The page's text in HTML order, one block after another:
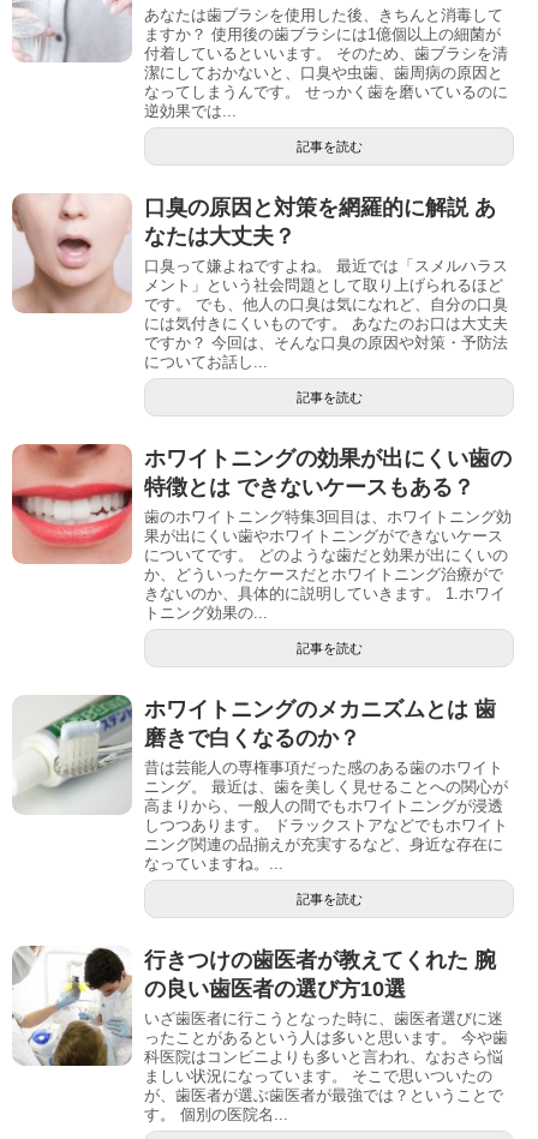
あなたは歯ブラシを使用した後、きちんと消毒して
ますか？ 使用後の歯ブラシには1億個以上の細菌が
付着しているといいます。 そのため、歯ブラシを清
潔にしておかないと、口臭や虫歯、歯周病の原因と
なってしまうんです。 せっかく歯を磨いているのに
逆効果では...
記事を読む
口臭の原因と対策を網羅的に解説 あ
なたは大丈夫？
口臭って嫌よねですよね。 最近では「スメルハラス
メント」という社会問題として取り上げられるほど
です。 でも、他人の口臭は気になれど、自分の口臭
には気付きにくいものです。 あなたのお口は大丈夫
ですか？ 今回は、そんな口臭の原因や対策・予防法
についてお話し...
記事を読む
ホワイトニングの効果が出にくい歯の
特徴とは できないケースもある？
歯のホワイトニング特集3回目は、ホワイトニング効
果が出にくい歯やホワイトニングができないケース
についてです。 どのような歯だと効果が出にくいの
か、どういったケースだとホワイトニング治療がで
きないのか、具体的に説明していきます。 1.ホワイ
トニング効果の...
記事を読む
ホワイトニングのメカニズムとは 歯
磨きで白くなるのか？
昔は芸能人の専権事項だった感のある歯のホワイト
ニング。 最近は、歯を美しく見せることへの関心が
高まりから、一般人の間でもホワイトニングが浸透
しつつあります。 ドラックストアなどでもホワイト
ニング関連の品揃えが充実するなど、身近な存在に
なっていますね。...
記事を読む
行きつけの歯医者が教えてくれた 腕
の良い歯医者の選び方10選
いざ歯医者に行こうとなった時に、歯医者選びに迷
ったことがあるという人は多いと思います。 今や歯
科医院はコンビニよりも多いと言われ、なおさら悩
ましい状況になっています。 そこで思いついたの
が、歯医者が選ぶ歯医者が最強では？ということで
す。 個別の医院名...